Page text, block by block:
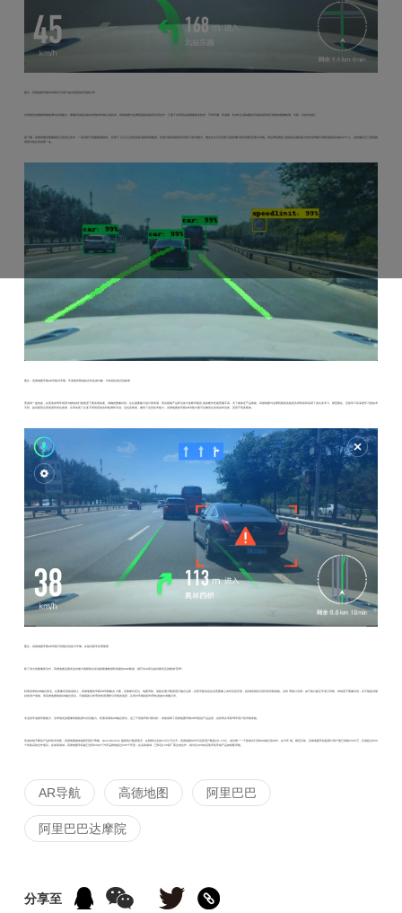
图注：高德地图车载AR导航可为用户提供直观的车道级引导
全球领先的图像智能检测与识别能力。 图像识别是实现AR导航非常核心的技术，高德地图与达摩院视觉实验室共同合作，汇聚了全球顶尖的图像算法技术，可对车辆、车道线、红绿灯位置&颜色等道路场景进行智能的图像检测、分割、识别与追踪。
据了解，高德地图的图像团队已经成立多年，一直深耕于地图数据领域，积累了上百万公里的实际道路场景数据，凭借计算机视觉和深度学习技术能力，屡次在文字识别和卫星影像分割等国际竞赛中夺魁。而达摩院视觉实验室在国际最大的自动驾驶计算机视觉算法集KITTI上，也曾囊括过三项道路
场景分割任务的第一名。
图注：高德地图车载AR导航对车辆、车道线和限速标志等各类对象，均有很好的识别效果
更值得一提的是，在复杂的驾车场景与较快的行驶速度下要实现快速、准确的图像识别，往往需要极大的计算资源，而后视镜产品和当前大多数车载设备的硬件性能普遍不高。为了能保证产品体验，高德地图与达摩院视觉实验室共同研发和采用了多任务学习、模型量化、迁移学习等深度学习的技术
手段，提高模型运算速度和优化效果，从而实现了众多不同场景的实时检测和识别。这也意味着，拥有了这些技术能力，高德地图的车载AR导航方案可以兼容众多低成本设备，适用于更多载体。
图注：高德地图车载AR导航可智能识别前方车辆，并提供跟车距离预警
除了强大的图像算法外，高德地图还拥有业内最大规模的自采道路图像数据和海量的UGC数据，都可为AI算法提供最充足的数据“营养”。
积累深厚的AR融合算法。在图像识别的基础上，高德地图的车载AR导航解决方案，还能够对定位、地图导航、道路交通大数据进行融合运算，并把导航信息在实景图像上实时渲染呈现，提供精准的沉浸式的导航体验。以转弯路口为例，由于路口缺乏车道引导线，单纯基于图像识别，并不能提供最
好的用户体验。而高德地图根据AR融合算法，可循着路口转弯的角度调整引导线的弧度，从而对车辆实际转弯轨迹做出准确引导。
专业的车道级导航能力、全球领先的图像智能检测与识别能力、积累深厚的AR融合算法，这三个智能车联“黑科技”，有效保障了高德地图车载AR导航的产品品质，也将再次革新驾车用户的导航体验。
凭借持续不断的产品和技术创新，高德地图越来越受到用户青睐。QuestMobile最新统计数据显示，在刚刚过去的10月1日当天，高德地图APP日活跃用户数超过1.15亿，成为唯一一个旅游出行类DAU破亿的APP。在汽车端，截至目前，高德地图车机版累计用户量已突破2000万，完成超过600
个前装后装合作项目。在前装领域，高德地图车机版已登录20余个汽车品牌的超过200个车型；在后装领域，已和近120家厂商达成合作，成为近400款后装车机车镜产品的标配导航。
AR导航 高德地图 阿里巴巴
阿里巴巴达摩院
分享至